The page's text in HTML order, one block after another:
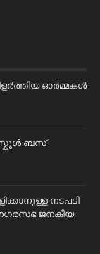
ഓർമ്മകൾ
സ്കൂൾ ബസ്
നടപടി
നഗരസഭ ജനകീയ